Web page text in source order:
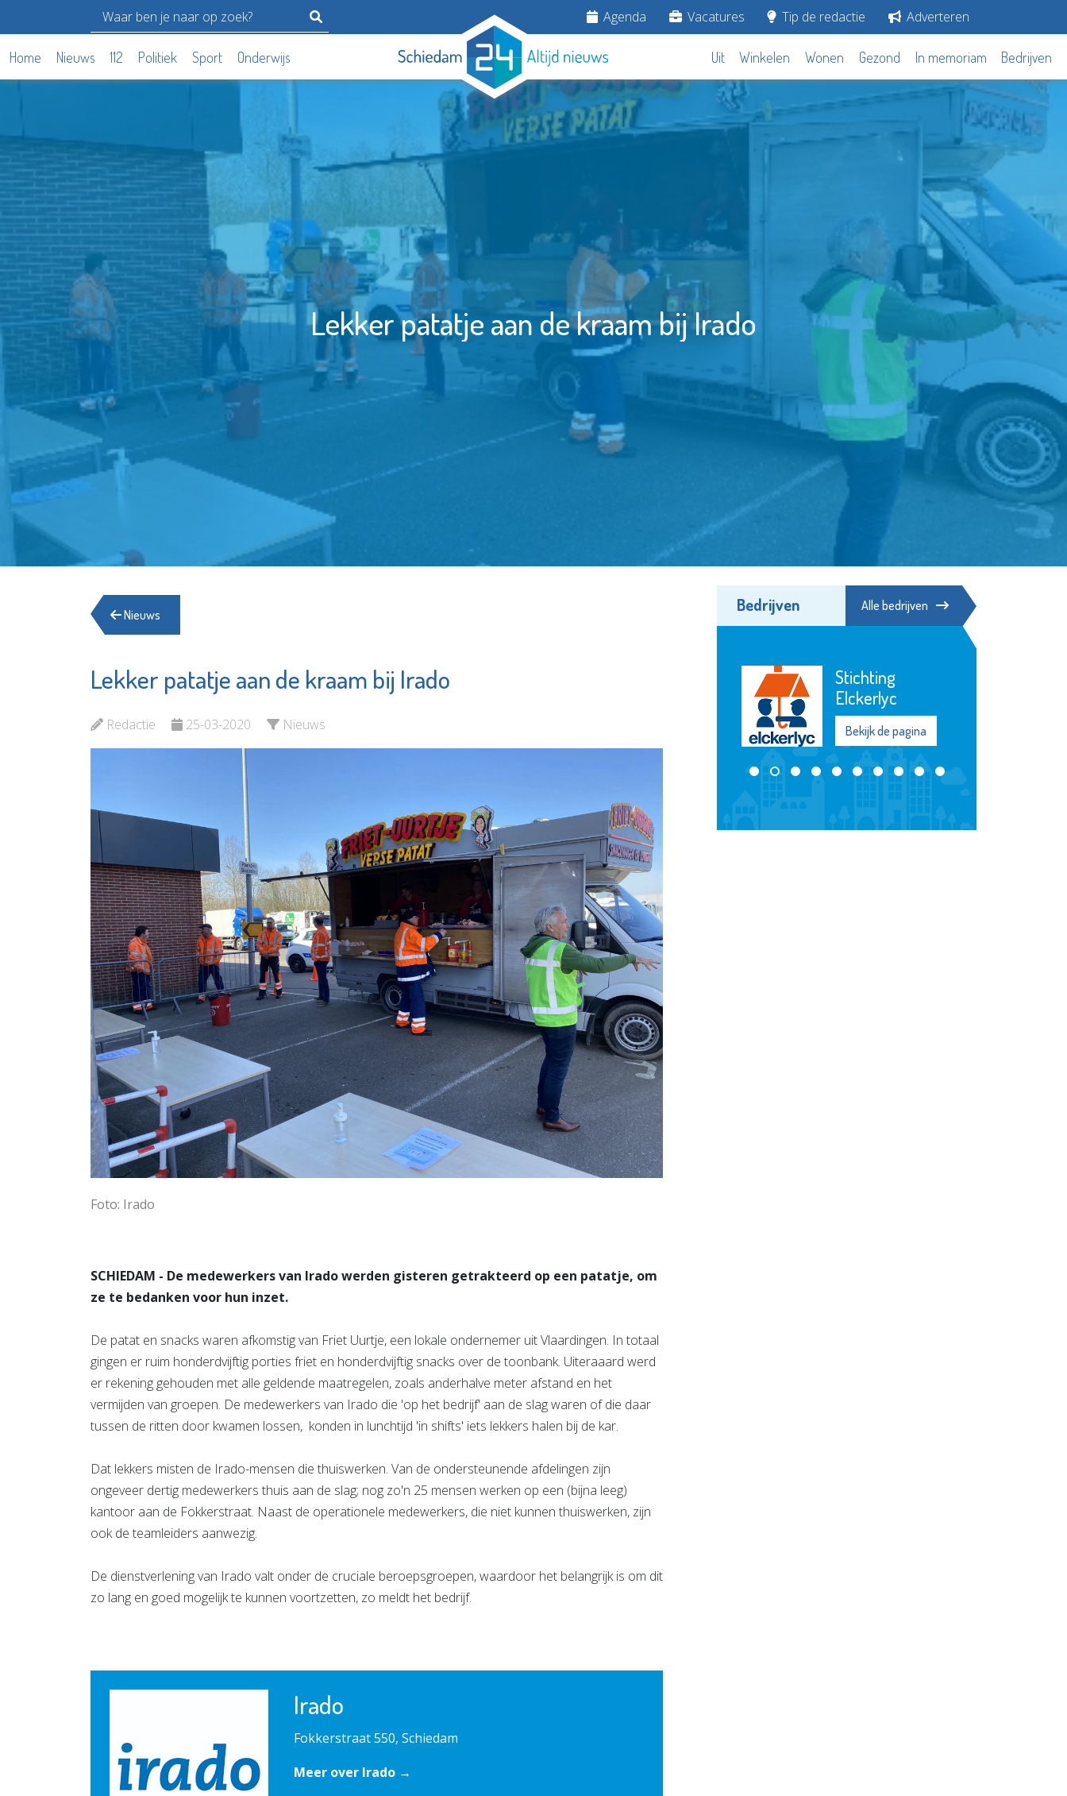
Agenda Vacatures Tip de redactie Adverteren
Home Nieuws 112 Politiek Sport Onderwijs Uit Winkelen Wonen Gezond In memoriam Bedrijven
Lekker patatje aan de kraam bij Irado
Nieuws
Lekker patatje aan de kraam bij Irado
Redactie 25-03-2020 Nieuws
Foto: Irado
SCHIEDAM - De medewerkers van Irado werden gisteren getrakteerd op een patatje, om
ze te bedanken voor hun inzet.
De patat en snacks waren afkomstig van Friet Uurtje, een lokale ondernemer uit Vlaardingen. In totaal
gingen er ruim honderdvijftig porties friet en honderdvijftig snacks over de toonbank. Uiteraaard werd
er rekening gehouden met alle geldende maatregelen, zoals anderhalve meter afstand en het
vermijden van groepen. De medewerkers van Irado die 'op het bedrijf' aan de slag waren of die daar
tussen de ritten door kwamen lossen, konden in lunchtijd 'in shifts' iets lekkers halen bij de kar.
Dat lekkers misten de Irado-mensen die thuiswerken. Van de ondersteunende afdelingen zijn
ongeveer dertig medewerkers thuis aan de slag; nog zo'n 25 mensen werken op een (bijna leeg)
kantoor aan de Fokkerstraat. Naast de operationele medewerkers, die niet kunnen thuiswerken, zijn
ook de teamleiders aanwezig.
De dienstverlening van Irado valt onder de cruciale beroepsgroepen, waardoor het belangrijk is om dit
zo lang en goed mogelijk te kunnen voortzetten, zo meldt het bedrijf.
Irado
Fokkerstraat 550, Schiedam
Meer over Irado →
Bedrijven Alle bedrijven
Aleida Praktijk
voor
Verloskunde
Bekijk de pagina
Bibliotheek
Bekijk de pagina